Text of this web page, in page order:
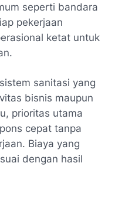
seperti bandara
pekerjaan
ketat untuk
sanitasi yang
bisnis maupun
prioritas utama
cepat tanpa
Biaya yang
dengan hasil